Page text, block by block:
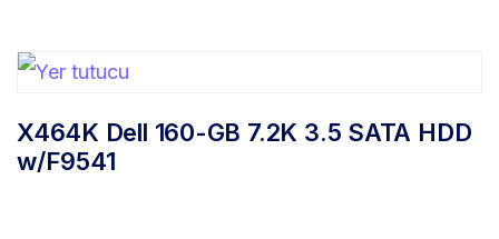
X464K Dell 160-GB 7.2K 3.5 SATA HDD
w/F9541